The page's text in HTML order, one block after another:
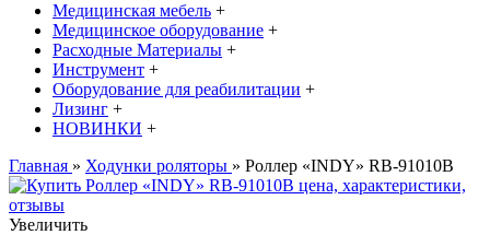
Медицинская мебель +
Медицинское оборудование +
Расходные Материалы +
Инструмент +
Оборудование для реабилитации +
Лизинг +
НОВИНКИ +
Главная » Ходунки роляторы » Роллер «INDY» RB-91010B
Увеличить